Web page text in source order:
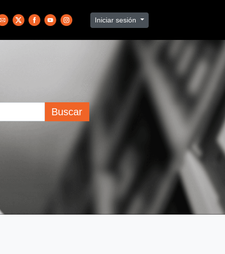
Iniciar sesión
Buscar